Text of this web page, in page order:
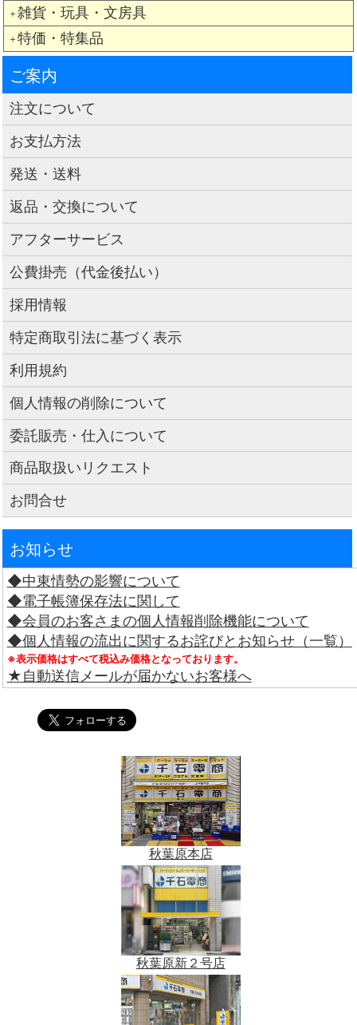
＋ 雑貨・玩具・文房具
＋ 特価・特集品
ご案内
注文について
お支払方法
発送・送料
返品・交換について
アフターサービス
公費掛売（代金後払い）
採用情報
特定商取引法に基づく表示
利用規約
個人情報の削除について
委託販売・仕入について
商品取扱いリクエスト
お問合せ
お知らせ
◆中東情勢の影響について
◆電子帳簿保存法に関して
◆会員のお客さまの個人情報削除機能について
◆個人情報の流出に関するお詫びとお知らせ（一覧）
※表示価格はすべて税込み価格となっております。
★自動送信メールが届かないお客様へ
秋葉原本店
秋葉原新２号店